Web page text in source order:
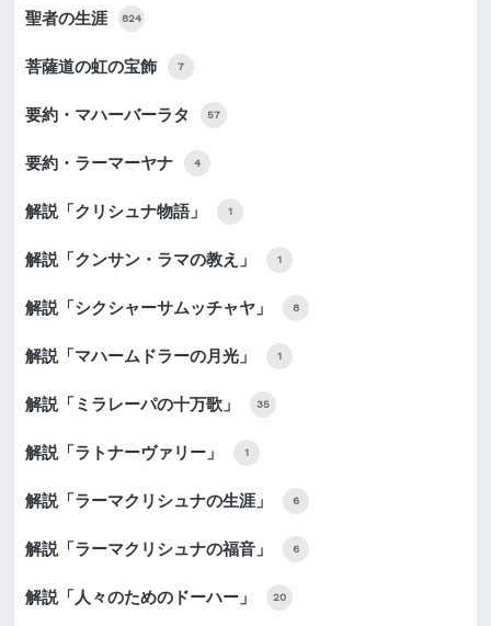
聖者の生涯 824
菩薩道の虹の宝飾 7
要約・マハーバーラタ 57
要約・ラーマーヤナ 4
解説「クリシュナ物語」 1
解説「クンサン・ラマの教え」 1
解説「シクシャーサムッチャヤ」 8
解説「マハームドラーの月光」 1
解説「ミラレーパの十万歌」 35
解説「ラトナーヴァリー」 1
解説「ラーマクリシュナの生涯」 6
解説「ラーマクリシュナの福音」 6
解説「人々のためのドーハー」 20